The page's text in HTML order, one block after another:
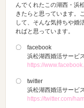
んでくれたこの湖西・浜
きたらと思っています。
して、そんな気持ちや婚
ればと思っています。
〇 facebook
浜松湖西婚活サービ
https://
〇 twitter
浜松湖西婚活サービ
https://twitter.com/